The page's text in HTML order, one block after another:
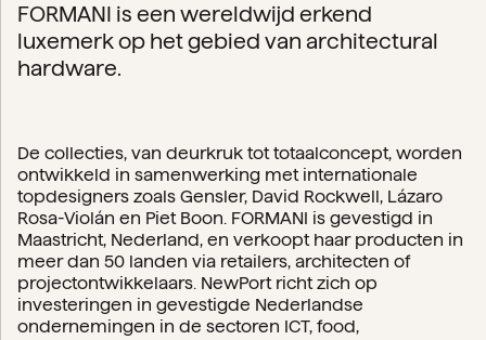
FORMANI is een wereldwijd erkend
luxemerk op het gebied van architectural
hardware.
De collecties, van deurkruk tot totaalconcept, worden
ontwikkeld in samenwerking met internationale
topdesigners zoals Gensler, David Rockwell, Lázaro
Rosa-Violán en Piet Boon. FORMANI is gevestigd in
Maastricht, Nederland, en verkoopt haar producten in
meer dan 50 landen via retailers, architecten of
projectontwikkelaars. NewPort richt zich op
investeringen in gevestigde Nederlandse
ondernemingen in de sectoren ICT, food,